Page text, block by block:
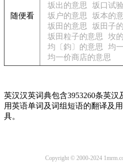
随便看
坂出的意思
坂口试
坂户的意思
坂本的
坂田的意思
坂田子
坂田粒子的意思
坆
均〔鈞〕的意思
均
均一价商店的意思
英汉汉英词典包含3953260条英
用英语单词及词组短语的翻译及
具。
Copyright © 2000-2024